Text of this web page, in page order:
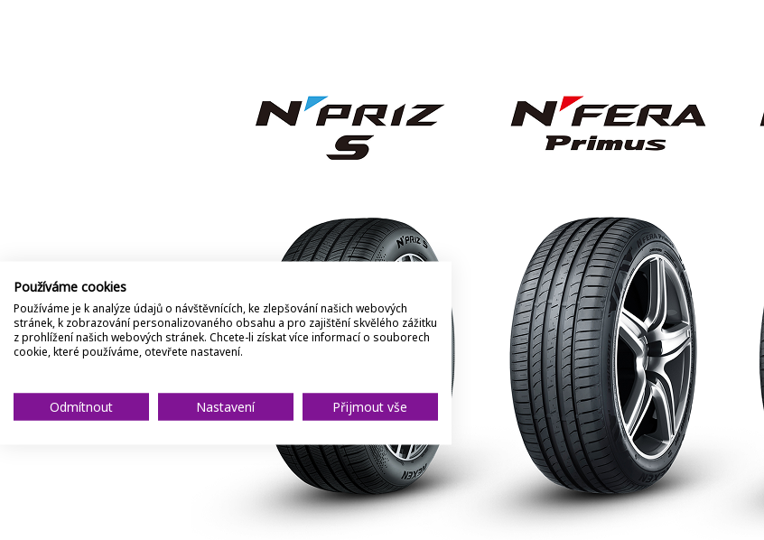
Používáme cookies
Používáme je k analýze údajů o návštěvnících, ke zlepšování našich webových
stránek, k zobrazování personalizovaného obsahu a pro zajištění skvělého zážitku
z prohlížení našich webových stránek. Chcete-li získat více informací o souborech
cookie, které používáme, otevřete nastavení.
Odmítnout Nastavení Přijmout vše